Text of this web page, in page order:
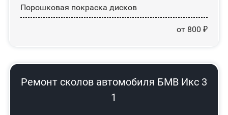
Порошковая покраска дисков
от 800 ₽
Ремонт сколов автомобиля БМВ Икс 3
1